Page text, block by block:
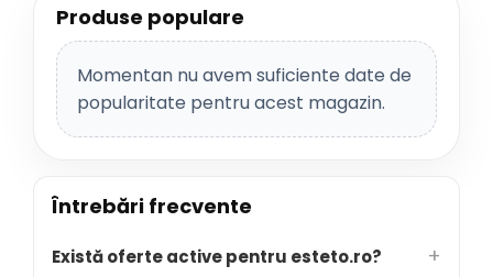
Produse populare
Momentan nu avem suficiente date de
popularitate pentru acest magazin.
Întrebări frecvente
Există oferte active pentru esteto.ro?